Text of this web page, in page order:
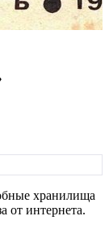
хранилища
от интернета.